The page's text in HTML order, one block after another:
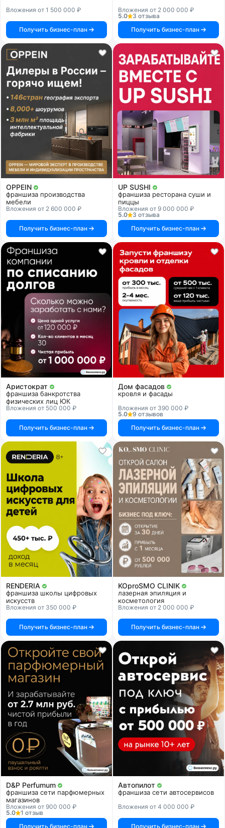
Вложения от 1 500 000 ₽
Получить бизнес-план
Вложения от 2 000 000 ₽
5.0
3 отзыва
Получить бизнес-план
OPPEIN
франшиза производства
мебели
Вложения от 2 600 000 ₽
Получить бизнес-план
UP SUSHI
франшиза ресторана суши и
пиццы
Вложения от 9 000 000 ₽
5.0
3 отзыва
Получить бизнес-план
Аристократ
франшиза банкротства
физических лиц ЮК
Вложения от 500 000 ₽
Получить бизнес-план
Дом фасадов
кровля и фасады
Вложения от 390 000 ₽
5.0
9 отзывов
Получить бизнес-план
RENDERIA
франшиза школы цифровых
искусств
Вложения от 350 000 ₽
Получить бизнес-план
KOproSMO CLINIK
лазерная эпиляция и
косметология
Вложения от 2 000 000 ₽
Получить бизнес-план
D&P Perfumum
франшиза сети парфюмерных
магазинов
Вложения от 900 000 ₽
5.0
1 отзыв
Получить бизнес-план
Автопилот
франшиза сети автосервисов
Вложения от 4 000 000 ₽
Получить бизнес-план